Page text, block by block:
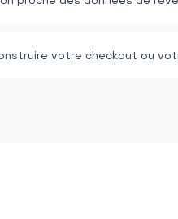
votre checkout ou